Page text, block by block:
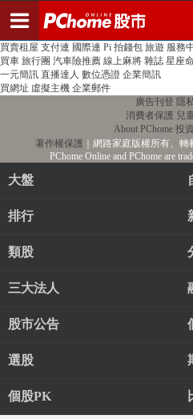
PChome首頁 線上購物 24h購物 書店
買賣租屋 支付連 國際連 Pi 拍錢包 旅遊 服務
買車 旅行團 汽車險推薦 線上麻將 雜誌 星座
一元簡訊 直播達人 數位憑證 企業簡訊
買網址 虛擬主機 企業郵件
廣告刊登 隱
消費者保護 兒
About PChome 投
著作權保護 ｜網路家庭版權所有、轉
PChome Online and PChome are
大盤
排行
類股
三大法人
股市公告
選股
個股PK